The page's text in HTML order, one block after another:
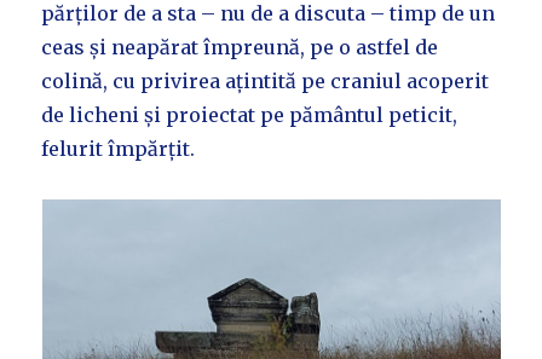
părților de a sta – nu de a discuta – timp de un
ceas și neapărat împreună, pe o astfel de
colină, cu privirea ațintită pe craniul acoperit
de licheni și proiectat pe pământul peticit,
felurit împărțit.